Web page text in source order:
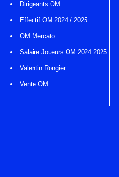
Dirigeants OM
Effectif OM 2024 / 2025
OM Mercato
Salaire Joueurs OM 2024 2025
Valentin Rongier
Vente OM